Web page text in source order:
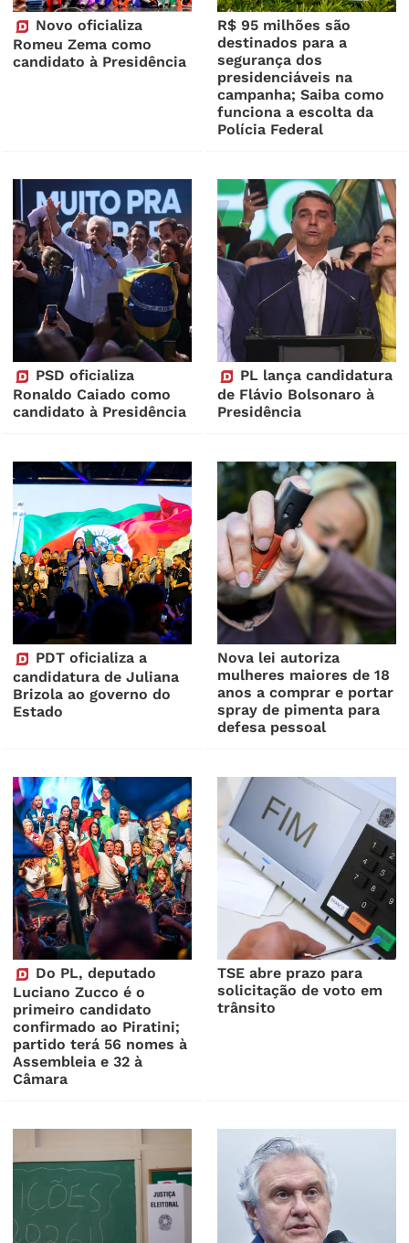
Novo oficializa
Romeu Zema como
candidato à Presidência
R$ 95 milhões são
destinados para a
segurança dos
presidenciáveis na
campanha; Saiba como
funciona a escolta da
Polícia Federal
PSD oficializa
Ronaldo Caiado como
candidato à Presidência
PL lança candidatura
de Flávio Bolsonaro à
Presidência
PDT oficializa a
candidatura de Juliana
Brizola ao governo do
Estado
Nova lei autoriza
mulheres maiores de 18
anos a comprar e portar
spray de pimenta para
defesa pessoal
Do PL, deputado
Luciano Zucco é o
primeiro candidato
confirmado ao Piratini;
partido terá 56 nomes à
Assembleia e 32 à
Câmara
TSE abre prazo para
solicitação de voto em
trânsito